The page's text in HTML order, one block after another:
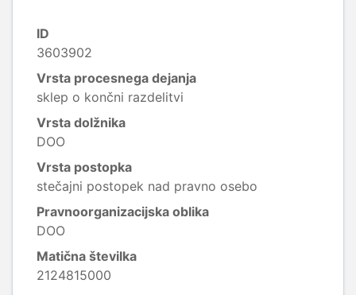
ID
3603902
Vrsta procesnega dejanja
sklep o končni razdelitvi
Vrsta dolžnika
DOO
Vrsta postopka
stečajni postopek nad pravno osebo
Pravnoorganizacijska oblika
DOO
Matična številka
2124815000